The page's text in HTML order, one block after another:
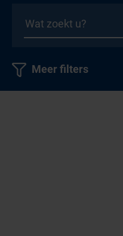
Meer filters